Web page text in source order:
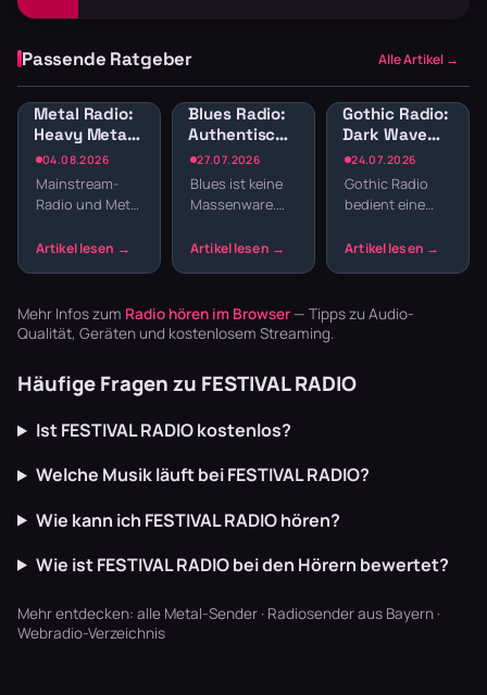
Passende Ratgeber Alle Artikel →
04.08.2026
Metal Radio:
Heavy Metal,
Death Metal
und mehr im
Stream
Mainstream-
Radio und Metal
zusammen. Wer
Gojira hören
will, bra…
27.07.2026
Blues Radio:
Authentische
Blues-Sender
online hören
Blues ist keine
Massenware.
von echten
und Gitarren,
die m…
24.07.2026
Gothic Radio:
Dark Wave
und
Alternative
für schwarze
Gothic Radio
bedient eine
nicht mit
Hier laufen Dark
Mehr Infos zum Radio hören im Browser — Tipps zu Audio-
Qualität, Geräten und kostenlosem Streaming.
Häufige Fragen zu FESTIVAL RADIO
Ist FESTIVAL RADIO kostenlos?
Welche Musik läuft bei FESTIVAL RADIO?
Wie kann ich FESTIVAL RADIO hören?
Wie ist FESTIVAL RADIO bei den Hörern bewertet?
Mehr entdecken: alle Metal-Sender · Radiosender aus Bayern ·
Webradio-Verzeichnis